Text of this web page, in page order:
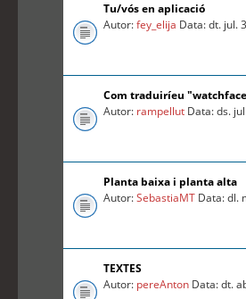
Tu/vós en aplicació
Autor:fey_elija Data: dt. jul.
Com traduiríeu
Autor: rampellut Data: ds.
Planta baixa i planta alta
Autor:SebastiaMT Data: dl.
TEXTES
Autor: pereAnton Data: dt.